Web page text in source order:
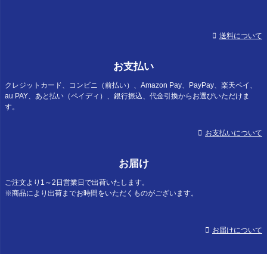
送料について
お支払い
クレジットカード、コンビニ（前払い）、Amazon Pay、PayPay、楽天ペイ、
au PAY、あと払い（ペイディ）、銀行振込、代金引換からお選びいただけま
す。
お支払いについて
お届け
ご注文より1～2日営業日で出荷いたします。
※商品により出荷までお時間をいただくものがございます。
お届けについて